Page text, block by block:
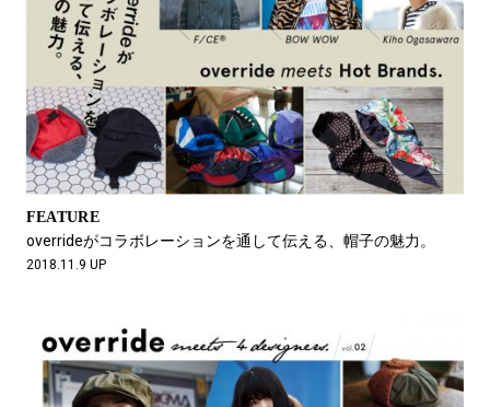
FEATURE
overrideがコラボレーションを通して伝える、帽子の魅力。
2018.11.9 UP